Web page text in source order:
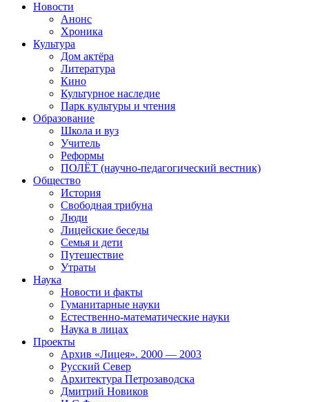
Новости
Анонс
Хроника
Культура
Дом актёра
Литература
Кино
Культурное наследие
Парк культуры и чтения
Образование
Школа и вуз
Учитель
Реформы
ПОЛЁТ (научно-педагогический вестник)
Общество
История
Свободная трибуна
Люди
Лицейские беседы
Семья и дети
Путешествие
Утраты
Наука
Новости и факты
Гуманитарные науки
Естественно-математические науки
Наука в лицах
Проекты
Архив «Лицея». 2000 — 2003
Русский Север
Архитектура Петрозаводска
Дмитрий Новиков